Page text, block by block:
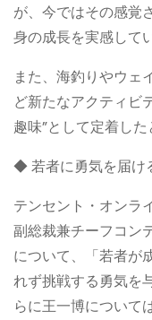
が、今ではその感覚
身の成長を実感して
また、海釣りやウェ
ど新たなアクティビ
趣味”として定着した
◆ 若者に勇気を届け
テンセント・オンラ
副総裁兼チーフコン
について、「若者が
れず挑戦する勇気を
らに王一博について